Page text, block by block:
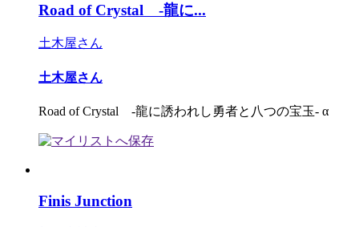
Road of Crystal -龍に...
土木屋さん
土木屋さん
Road of Crystal -龍に誘われし勇者と八つの宝玉‐ α
Finis Junction